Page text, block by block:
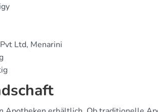
Ltd, Menarini